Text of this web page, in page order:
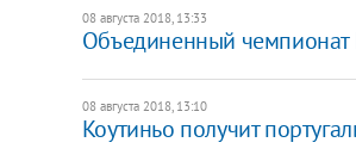
08 августа 2018, 13:33
Объединенный
08 августа 2018, 13:10
Коутиньо получит